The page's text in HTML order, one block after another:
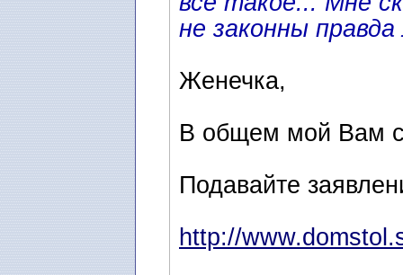
не законны
Женечка,
В общем мой Вам
Подавайте
http://